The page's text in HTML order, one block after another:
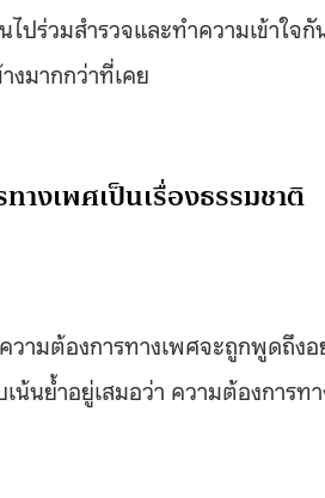
ปร่วมสำรวจและทำความเข้าใจกั
งมากกว่าที่เคย
างเพศเป็นเรื่องธรรมชาติ
ามต้องการทางเพศจะถูกพูดถึง
น้นย้ำอยู่เสมอว่า ความต้องการ